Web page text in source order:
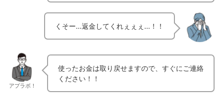
くそー…返金してくれぇぇぇ…！！
アプラボ！
使ったお金は取り戻せますので、すぐにご連絡
ください！！